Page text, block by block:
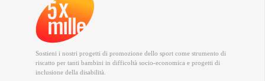
Sostieni i nostri progetti di promozione dello sport come strumento di
riscatto per tanti bambini in difficoltà socio-economica e progetti di
inclusione della disabilità.